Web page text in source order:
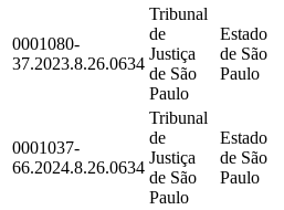
0001080-
37.2023.8.26.0634
Tribunal
de
Justiça
de São
Paulo
Estado
de São
Paulo
0001037-
66.2024.8.26.0634
Tribunal
de
Justiça
de São
Paulo
Estado
de São
Paulo